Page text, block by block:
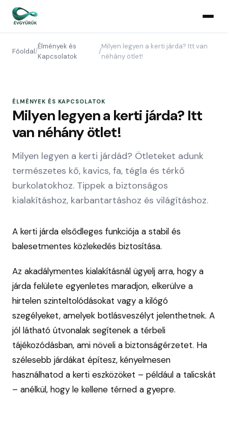
Főoldal/
Élmények és
Kapcsolatok
/
Milyen legyen a kerti járda? Itt van
néhány ötlet!
ÉLMÉNYEK ÉS KAPCSOLATOK
Milyen legyen a kerti járda? Itt
van néhány ötlet!
Milyen legyen a kerti járdád? Ötleteket adunk
természetes kő, kavics, fa, tégla és térkő
burkolatokhoz. Tippek a biztonságos
kialakításhoz, karbantartáshoz és világításhoz.
A kerti járda elsődleges funkciója a stabil és
balesetmentes közlekedés biztosítása.
Az akadálymentes kialakításnál ügyelj arra, hogy a
járda felülete egyenletes maradjon, elkerülve a
hirtelen szinteltolódásokat vagy a kilógó
szegélyeket, amelyek botlásveszélyt jelenthetnek. A
jól látható útvonalak segítenek a térbeli
tájékozódásban, ami növeli a biztonságérzetet. Ha
szélesebb járdákat építesz, kényelmesen
használhatod a kerti eszközöket – például a talicskát
– anélkül, hogy le kellene térned a gyepre.